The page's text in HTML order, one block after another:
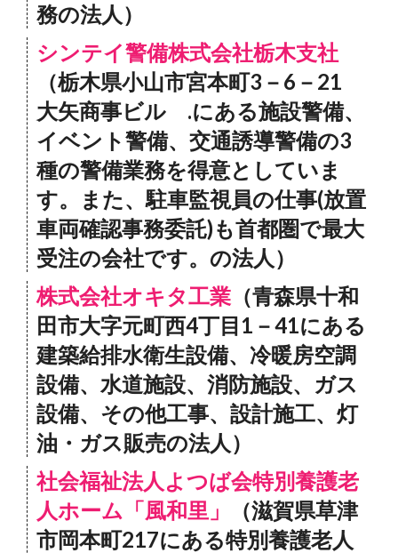
務の法人）
シンテイ警備株式会社栃木支社
（栃木県小山市宮本町3－6－21
大矢商事ビル .にある施設警備、
イベント警備、交通誘導警備の3
種の警備業務を得意としていま
す。また、駐車監視員の仕事(放置
車両確認事務委託)も首都圏で最大
受注の会社です。の法人）
株式会社オキタ工業 （青森県十和
田市大字元町西4丁目1－41にある
建築給排水衛生設備、冷暖房空調
設備、水道施設、消防施設、ガス
設備、その他工事、設計施工、灯
油・ガス販売の法人）
社会福祉法人よつば会特別養護老
人ホーム「風和里」
（滋賀県草津
市岡本町217にある特別養護老人